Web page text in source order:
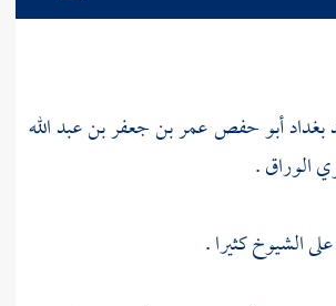
بغداد أبو حفص عمر بن جعفر بن عبد الله
الوراق .
الشيوخ كثيرا .